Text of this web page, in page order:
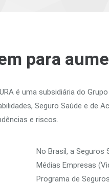
para
é uma subsidiária do
Seguro Saúde e
e riscos.
No Brasil, a
Médias Empresas
Programa de